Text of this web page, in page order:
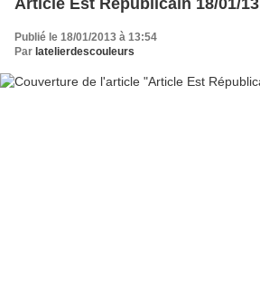
Article Est Républicain 18/01/13
Publié le 18/01/2013 à 13:54
Par latelierdescouleurs